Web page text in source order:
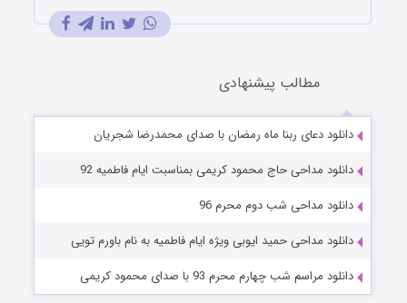
مطالب پیشنهادی
دانلود دعای ربنا ماه رمضان با صدای محمدرضا شجریان
دانلود مداحی حاج محمود کریمی بمناسبت ایام فاطمیه 92
دانلود مداحی شب دوم محرم 96
دانلود مداحی حمید ایوبی ویژه ایام فاطمیه به نام باورم تویی
دانلود مراسم شب چهارم محرم 93 با صدای محمود کریمی